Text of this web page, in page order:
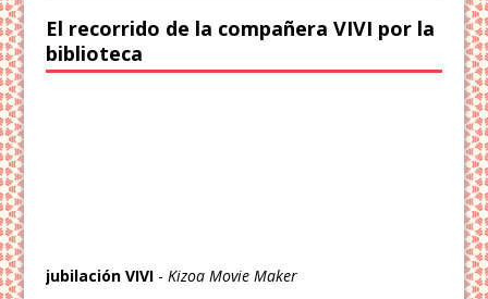
El recorrido de la compañera VIVI por la
biblioteca
jubilación VIVI - Kizoa Movie Maker